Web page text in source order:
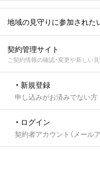
地域の見守りに参加された
契約管理サイト
ご契約情報の確認・変更や新しい
・ 新規登録
申し込みがお済みでない方
・ ログイン
契約者アカウント（メール